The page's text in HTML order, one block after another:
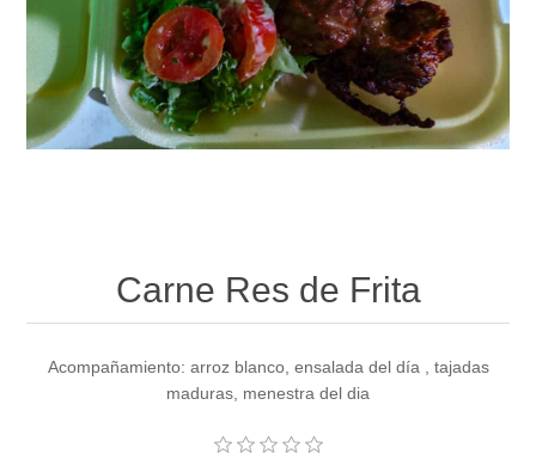
Carne Res de Frita
Acompañamiento: arroz blanco, ensalada del día , tajadas
maduras, menestra del dia